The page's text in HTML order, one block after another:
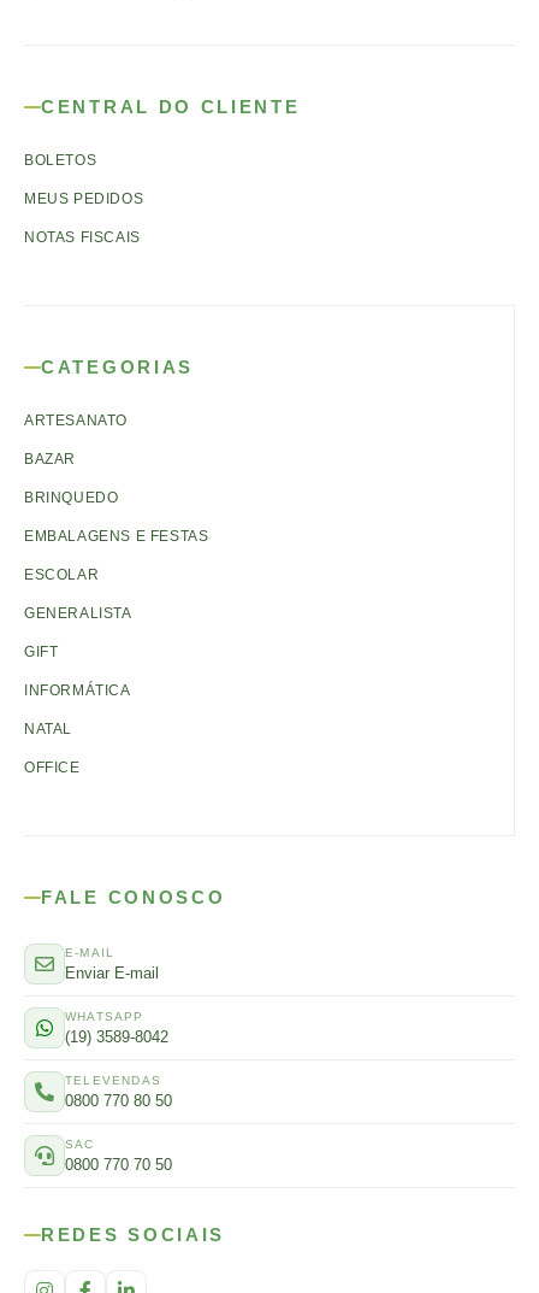
CENTRAL DO CLIENTE
BOLETOS
MEUS PEDIDOS
NOTAS FISCAIS
CATEGORIAS
ARTESANATO
BAZAR
BRINQUEDO
EMBALAGENS E FESTAS
ESCOLAR
GENERALISTA
GIFT
INFORMÁTICA
NATAL
OFFICE
FALE CONOSCO
E-MAIL
Enviar E-mail
WHATSAPP
(19) 3589-8042
TELEVENDAS
0800 770 80 50
SAC
0800 770 70 50
REDES SOCIAIS